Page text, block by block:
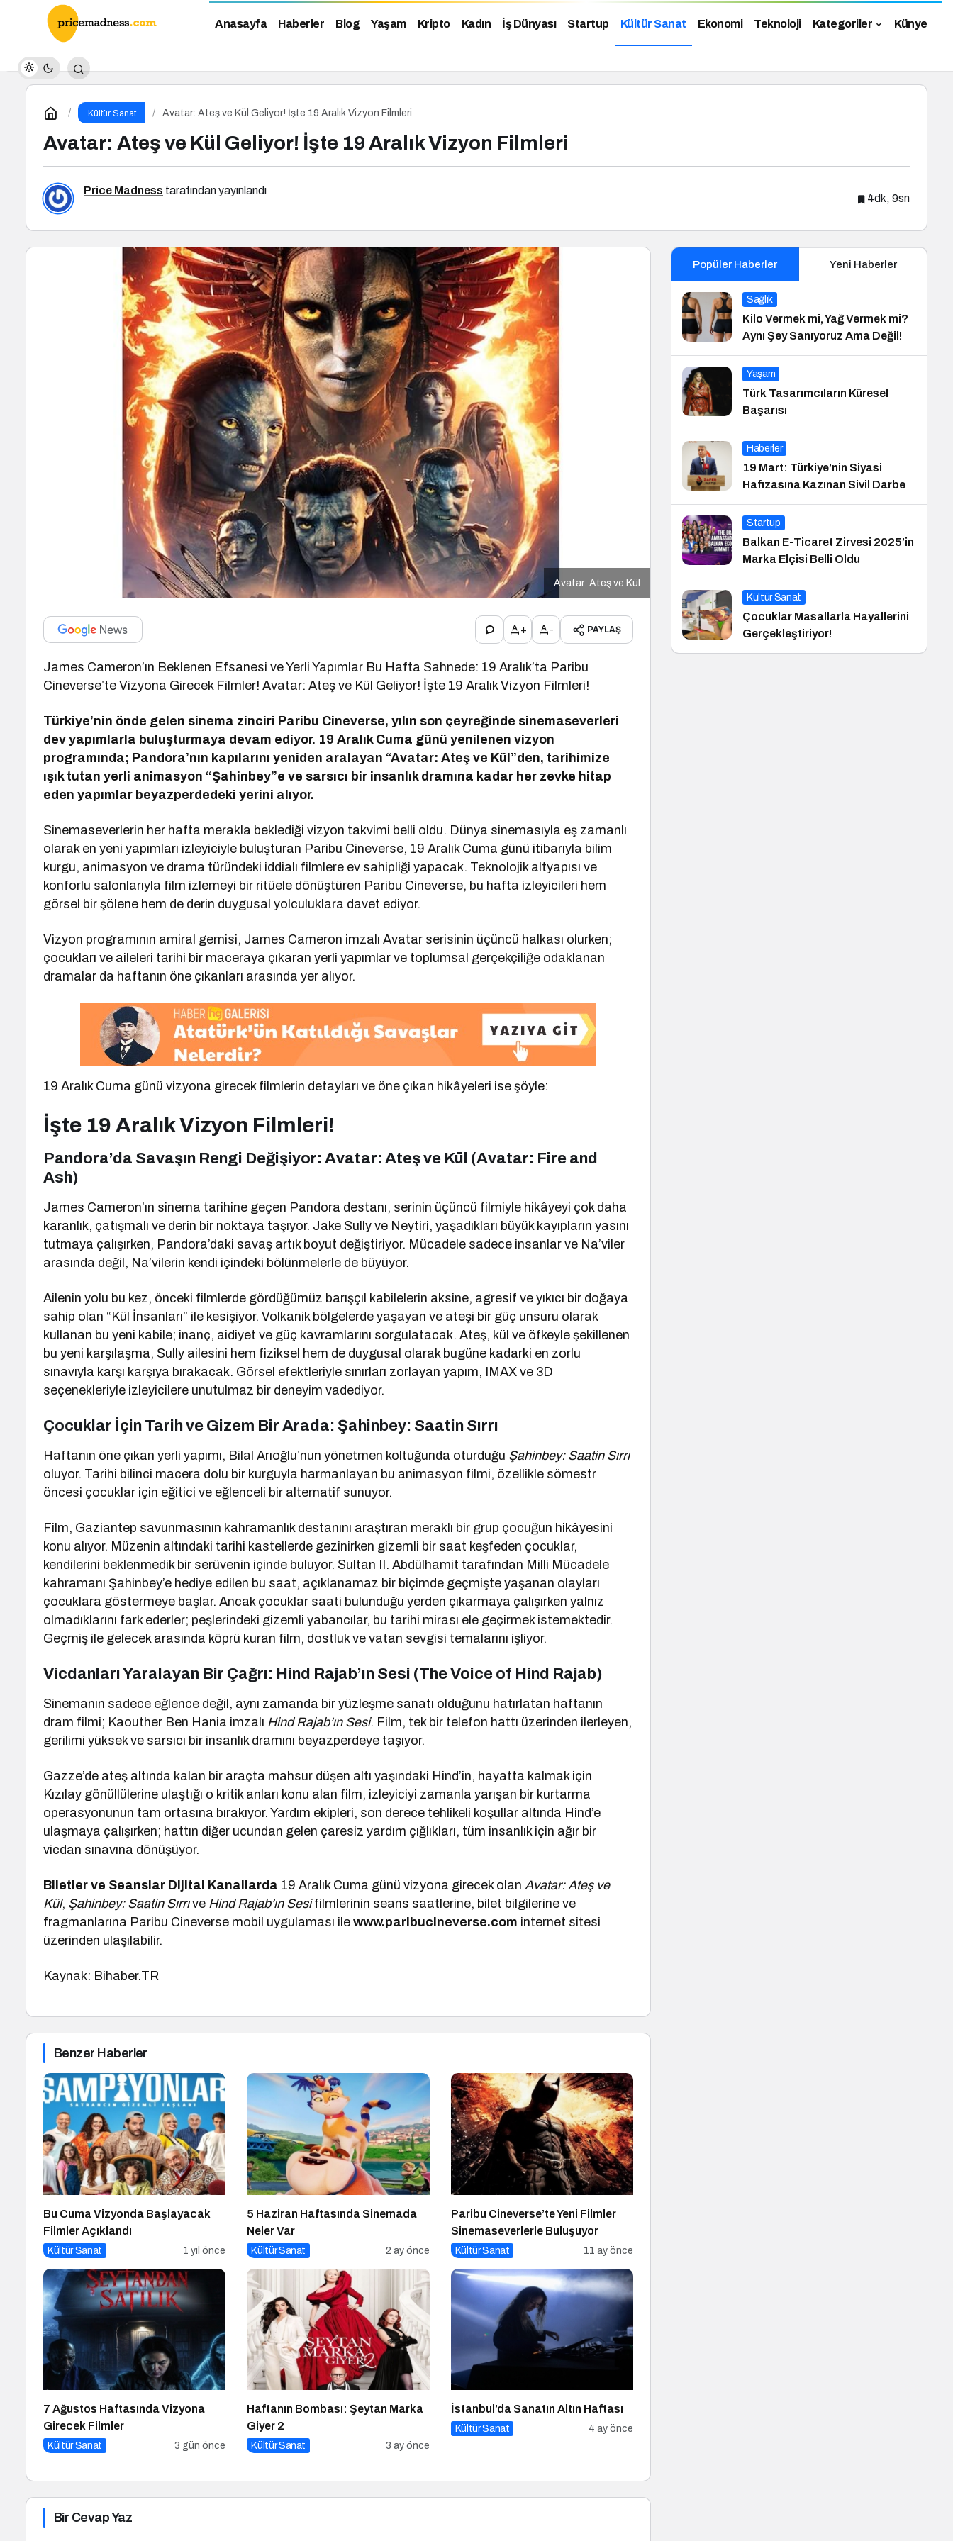
Anasayfa Haberler Blog Yaşam Kripto Kadın İş Dünyası Startup Kültür Sanat Ekonomi Teknoloji Kategoriler Künye
Kültür Sanat Avatar: Ateş ve Kül Geliyor! İşte 19 Aralık Vizyon Filmleri
Avatar: Ateş ve Kül Geliyor! İşte 19 Aralık Vizyon Filmleri
Price Madness tarafından yayınlandı
4dk, 9sn
Avatar: Ateş ve Kül
+ - PAYLAŞ
James Cameron’ın Beklenen Efsanesi ve Yerli Yapımlar Bu Hafta Sahnede: 19 Aralık’ta Paribu
Cineverse’te Vizyona Girecek Filmler! Avatar: Ateş ve Kül Geliyor! İşte 19 Aralık Vizyon Filmleri!
Türkiye’nin önde gelen sinema zinciri Paribu Cineverse, yılın son çeyreğinde sinemaseverleri
dev yapımlarla buluşturmaya devam ediyor. 19 Aralık Cuma günü yenilenen vizyon
programında; Pandora’nın kapılarını yeniden aralayan “Avatar: Ateş ve Kül”den, tarihimize
ışık tutan yerli animasyon “Şahinbey”e ve sarsıcı bir insanlık dramına kadar her zevke hitap
eden yapımlar beyazperdedeki yerini alıyor.
Sinemaseverlerin her hafta merakla beklediği vizyon takvimi belli oldu. Dünya sinemasıyla eş zamanlı
olarak en yeni yapımları izleyiciyle buluşturan Paribu Cineverse, 19 Aralık Cuma günü itibarıyla bilim
kurgu, animasyon ve drama türündeki iddialı filmlere ev sahipliği yapacak. Teknolojik altyapısı ve
konforlu salonlarıyla film izlemeyi bir ritüele dönüştüren Paribu Cineverse, bu hafta izleyicileri hem
görsel bir şölene hem de derin duygusal yolculuklara davet ediyor.
Vizyon programının amiral gemisi, James Cameron imzalı Avatar serisinin üçüncü halkası olurken;
çocukları ve aileleri tarihi bir maceraya çıkaran yerli yapımlar ve toplumsal gerçekçiliğe odaklanan
dramalar da haftanın öne çıkanları arasında yer alıyor.
19 Aralık Cuma günü vizyona girecek filmlerin detayları ve öne çıkan hikâyeleri ise şöyle:
İşte 19 Aralık Vizyon Filmleri!
Pandora’da Savaşın Rengi Değişiyor: Avatar: Ateş ve Kül (Avatar: Fire and
Ash)
James Cameron’ın sinema tarihine geçen Pandora destanı, serinin üçüncü filmiyle hikâyeyi çok daha
karanlık, çatışmalı ve derin bir noktaya taşıyor. Jake Sully ve Neytiri, yaşadıkları büyük kayıpların yasını
tutmaya çalışırken, Pandora’daki savaş artık boyut değiştiriyor. Mücadele sadece insanlar ve Na’viler
arasında değil, Na’vilerin kendi içindeki bölünmelerle de büyüyor.
Ailenin yolu bu kez, önceki filmlerde gördüğümüz barışçıl kabilelerin aksine, agresif ve yıkıcı bir doğaya
sahip olan “Kül İnsanları” ile kesişiyor. Volkanik bölgelerde yaşayan ve ateşi bir güç unsuru olarak
kullanan bu yeni kabile; inanç, aidiyet ve güç kavramlarını sorgulatacak. Ateş, kül ve öfkeyle şekillenen
bu yeni karşılaşma, Sully ailesini hem fiziksel hem de duygusal olarak bugüne kadarki en zorlu
sınavıyla karşı karşıya bırakacak. Görsel efektleriyle sınırları zorlayan yapım, IMAX ve 3D
seçenekleriyle izleyicilere unutulmaz bir deneyim vadediyor.
Çocuklar İçin Tarih ve Gizem Bir Arada: Şahinbey: Saatin Sırrı
Haftanın öne çıkan yerli yapımı, Bilal Arıoğlu’nun yönetmen koltuğunda oturduğu Şahinbey: Saatin Sırrı
oluyor. Tarihi bilinci macera dolu bir kurguyla harmanlayan bu animasyon filmi, özellikle sömestr
öncesi çocuklar için eğitici ve eğlenceli bir alternatif sunuyor.
Film, Gaziantep savunmasının kahramanlık destanını araştıran meraklı bir grup çocuğun hikâyesini
konu alıyor. Müzenin altındaki tarihi kastellerde gezinirken gizemli bir saat keşfeden çocuklar,
kendilerini beklenmedik bir serüvenin içinde buluyor. Sultan II. Abdülhamit tarafından Milli Mücadele
kahramanı Şahinbey’e hediye edilen bu saat, açıklanamaz bir biçimde geçmişte yaşanan olayları
çocuklara göstermeye başlar. Ancak çocuklar saati bulunduğu yerden çıkarmaya çalışırken yalnız
olmadıklarını fark ederler; peşlerindeki gizemli yabancılar, bu tarihi mirası ele geçirmek istemektedir.
Geçmiş ile gelecek arasında köprü kuran film, dostluk ve vatan sevgisi temalarını işliyor.
Vicdanları Yaralayan Bir Çağrı: Hind Rajab’ın Sesi (The Voice of Hind Rajab)
Sinemanın sadece eğlence değil, aynı zamanda bir yüzleşme sanatı olduğunu hatırlatan haftanın
dram filmi; Kaouther Ben Hania imzalı Hind Rajab’ın Sesi. Film, tek bir telefon hattı üzerinden ilerleyen,
gerilimi yüksek ve sarsıcı bir insanlık dramını beyazperdeye taşıyor.
Gazze’de ateş altında kalan bir araçta mahsur düşen altı yaşındaki Hind’in, hayatta kalmak için
Kızılay gönüllülerine ulaştığı o kritik anları konu alan film, izleyiciyi zamanla yarışan bir kurtarma
operasyonunun tam ortasına bırakıyor. Yardım ekipleri, son derece tehlikeli koşullar altında Hind’e
ulaşmaya çalışırken; hattın diğer ucundan gelen çaresiz yardım çığlıkları, tüm insanlık için ağır bir
vicdan sınavına dönüşüyor.
Biletler ve Seanslar Dijital Kanallarda 19 Aralık Cuma günü vizyona girecek olanAvatar: Ateş ve
Kül, Şahinbey: Saatin Sırrıve Hind Rajab’ın Sesifilmlerinin seans saatlerine, bilet bilgilerine ve
fragmanlarına Paribu Cineverse mobil uygulaması ilewww.paribucineverse.com internet sitesi
üzerinden ulaşılabilir.
Kaynak: Bihaber.TR
Benzer Haberler
Bu Cuma Vizyonda Başlayacak
Filmler Açıklandı
Kültür Sanat 1 yıl önce
5 Haziran Haftasında Sinemada
Neler Var
Kültür Sanat 2 ay önce
Paribu Cineverse’te Yeni Filmler
Sinemaseverlerle Buluşuyor
Kültür Sanat 11 ay önce
7 Ağustos Haftasında Vizyona
Girecek Filmler
Kültür Sanat 3 gün önce
Haftanın Bombası: Şeytan Marka
Giyer 2
Kültür Sanat 3 ay önce
İstanbul’da Sanatın Altın Haftası
Kültür Sanat 4 ay önce
Bir Cevap Yaz
Popüler Haberler Yeni Haberler
Sağlık
Kilo Vermek mi, Yağ Vermek mi?
Aynı Şey Sanıyoruz Ama Değil!
Yaşam
Türk Tasarımcıların Küresel
Başarısı
Haberler
19 Mart: Türkiye’nin Siyasi
Hafızasına Kazınan Sivil Darbe
Startup
Balkan E-Ticaret Zirvesi 2025’in
Marka Elçisi Belli Oldu
Kültür Sanat
Çocuklar Masallarla Hayallerini
Gerçekleştiriyor!